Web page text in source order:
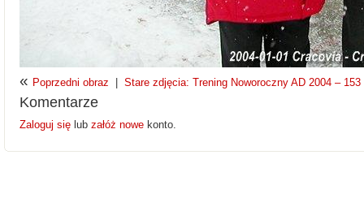
« Poprzedni obraz Stare zdjęcia: Trening Noworoczny AD 2004 –
Komentarze
Zaloguj się lub załóż nowe konto.